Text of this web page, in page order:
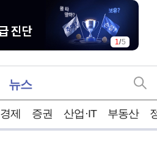
1/5
뉴스
경제 증권 산업·IT 부동산